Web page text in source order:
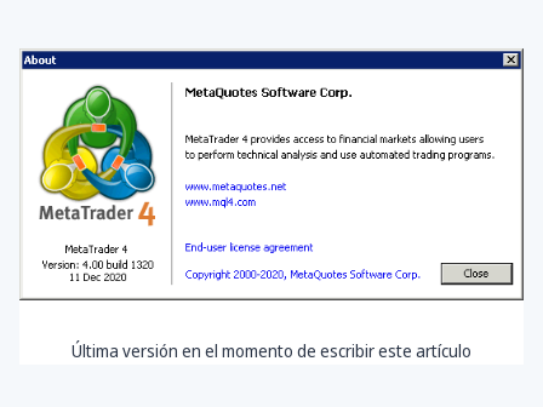
Última versión en el momento de escribir este artículo